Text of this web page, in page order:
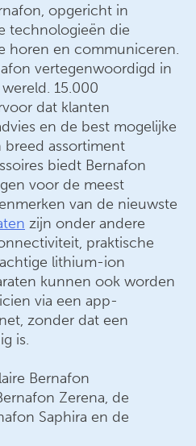
opgericht in
technologieën die
horen en communiceren.
vertegenwoordigd in
15.000
dat klanten
en de best mogelijke
breed assortiment
biedt Bernafon
voor de meest
van de nieuwste
zijn onder andere
praktische
lithium-ion
kunnen ook worden
via een app-
zonder dat een
is.
Bernafon
Zerena, de
Saphira en de